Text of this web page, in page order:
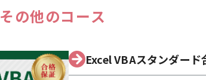
の他のコース
Excel VBAスタンダード